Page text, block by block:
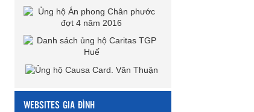
WEBSITES GIA ĐÌNH